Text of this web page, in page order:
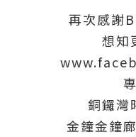
再次感謝
想知
銅鑼灣
金鐘金鐘